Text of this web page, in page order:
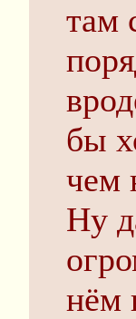
там
бы
чем
Ну
нём